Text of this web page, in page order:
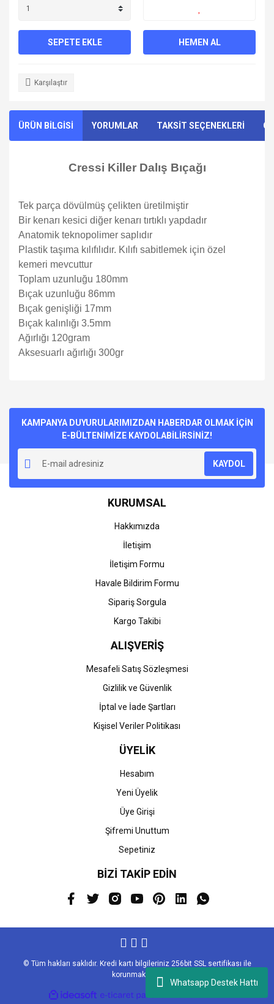
Whatsapp Destek Hattı
SEPETE EKLE HEMEN AL
Karşılaştır
ÜRÜN BİLGİSİ YORUMLAR TAKSİT SEÇENEKLERİ
Cressi Killer Dalış Bıçağı
Tek parça dövülmüş çelikten üretilmiştir
Bir kenarı kesici diğer kenarı tırtıklı yapdadır
Anatomik teknopolimer saplıdır
Plastik taşıma kılıfılıdır. Kılıfı sabitlemek için özel
kemeri mevcuttur
Toplam uzunluğu 180mm
Bıçak uzunluğu 86mm
Bıçak genişliği 17mm
Bıçak kalınlığı 3.5mm
Ağırlığı 120gram
Aksesuarlı ağırlığı 300gr
Yorum Yaz
kullanarak tarafımıza iletebilirsiniz.
Görüş ve önerileriniz için teşekkür ederiz.
Ürün resmi kalitesiz, bozuk veya görüntülenemiyor.
Ürün açıklamasında eksik bilgiler bulunuyor.
Ürün bilgilerinde hatalar bulunuyor.
Ürün fiyatı diğer sitelerden daha pahalı.
Gönder
KAMPANYA DUYURULARIMIZDAN HABERDAR OLMAK İÇİN
E-BÜLTENİMİZE KAYDOLABİLİRSİNİZ!
KAYDOL
KURUMSAL
Hakkımızda
İletişim
İletişim Formu
Havale Bildirim Formu
Sipariş Sorgula
Kargo Takibi
ALIŞVERİŞ
Mesafeli Satış Sözleşmesi
Gizlilik ve Güvenlik
İptal ve İade Şartları
Kişisel Veriler Politikası
ÜYELİK
Hesabım
Yeni Üyelik
Üye Girişi
Şifremi Unuttum
Sepetiniz
BİZİ TAKİP EDİN
© Tüm hakları saklıdır. Kredi kartı bilgileriniz 256bit SSL sertifikası ile
korunmaktadır.
ideasoft